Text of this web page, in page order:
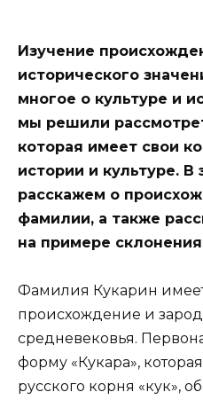
Изучение
исторического
многое о культуре и
мы решили
которая имеет свои
истории и культуре. В
расскажем о
фамилии, а также
на примере
Фамилия Кукарин
происхождение и
средневековья.
форму «Кукара»,
русского корня «кук»,